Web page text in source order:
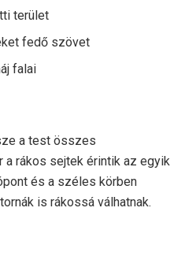
terület
fedő szövet
falai
a test összes
a rákos sejtek érintik az egyik
és a széles körben
is rákossá válhatnak.